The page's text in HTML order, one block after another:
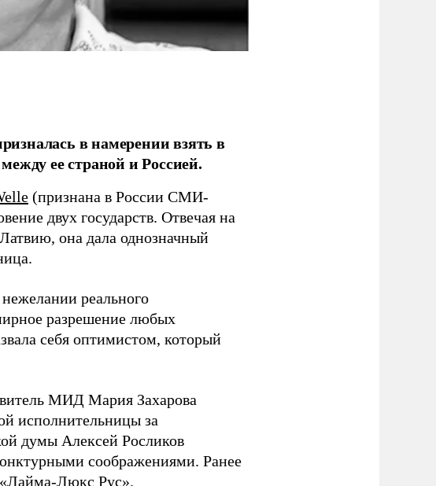
в намерении взять в
ее страной и Россией.
(признана в России СМИ-
двух государств. Отвечая на
она дала однозначный
реального
разрешение любых
себя оптимистом, который
МИД Мария Захарова
исполнительницы за
думы Алексей Росликов
соображениями. Ранее
Люкс Рус».